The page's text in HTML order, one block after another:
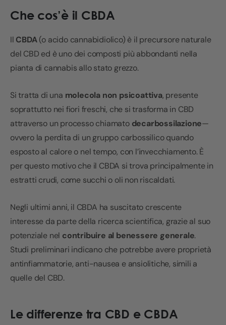
Che cos’è il CBDA
Il CBDA(o acido cannabidiolico) è il precursore naturale
del CBD ed è uno dei composti più abbondanti nella
pianta di cannabis allo stato grezzo.
Si tratta di una molecola non psicoattiva, presente
soprattutto nei fiori freschi, che si trasforma in CBD
attraverso un processo chiamato decarbossilazione—
ovvero la perdita di un gruppo carbossilico quando
esposto al calore o nel tempo, con l’invecchiamento. È
per questo motivo che il CBDA si trova principalmente in
estratti crudi, come succhi o oli non riscaldati.
Negli ultimi anni, il CBDA ha suscitato crescente
interesse da parte della ricerca scientifica, grazie al suo
potenziale nel contribuire al benessere generale.
Studi preliminari indicano che potrebbe avere proprietà
antinfiammatorie, anti-nausea e ansiolitiche, simili a
quelle del CBD.
Le differenze tra CBD e CBDA